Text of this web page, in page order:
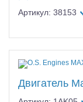
Артикул: 38153
Двигатель